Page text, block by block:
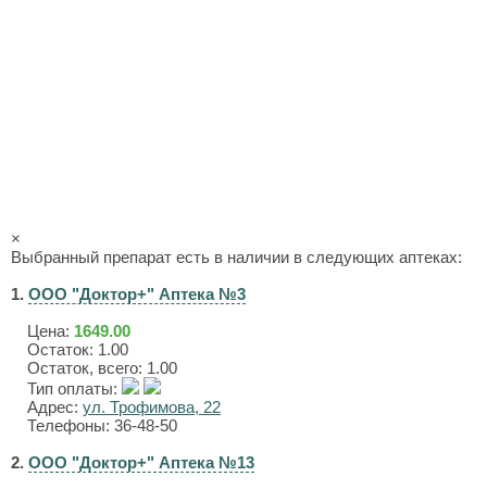
×
Выбранный препарат есть в наличии в следующих аптеках:
1. ООО "Доктор+" Аптека №3
Цена: 1649.00
Остаток: 1.00
Остаток, всего: 1.00
Тип оплаты:
Адрес: ул. Трофимова, 22
Телефоны: 36-48-50
2. ООО "Доктор+" Аптека №13